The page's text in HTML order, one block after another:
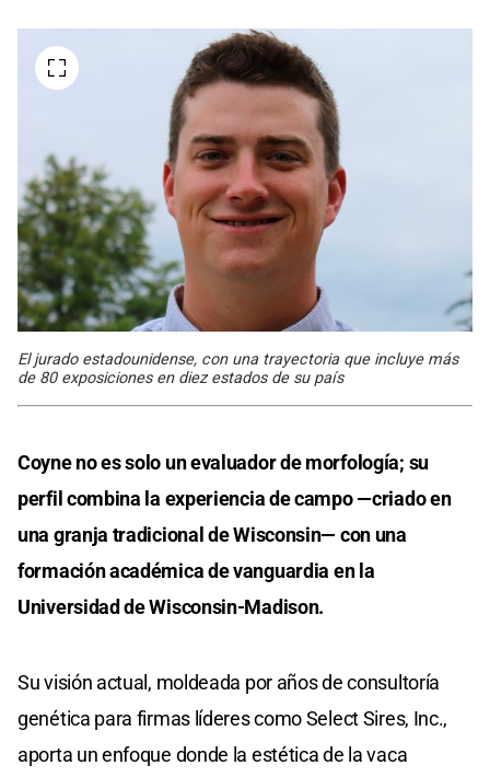
El jurado estadounidense, con una trayectoria que incluye más
de 80 exposiciones en diez estados de su país
Coyne no es solo un evaluador de morfología; su
perfil combina la experiencia de campo —criado en
una granja tradicional de Wisconsin— con una
formación académica de vanguardia en la
Universidad de Wisconsin-Madison.
Su visión actual, moldeada por años de consultoría
genética para firmas líderes como Select Sires, Inc.,
aporta un enfoque donde la estética de la vaca